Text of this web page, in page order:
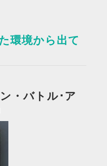
環境から出て
・バトル･ア